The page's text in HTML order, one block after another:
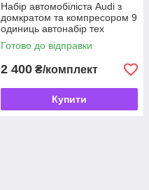
Набір автомобіліста Audi з
домкратом та компресором 9
одиниць автонабір тех
допомоги
Готово до відправки
2 400 ₴/комплект
Купити